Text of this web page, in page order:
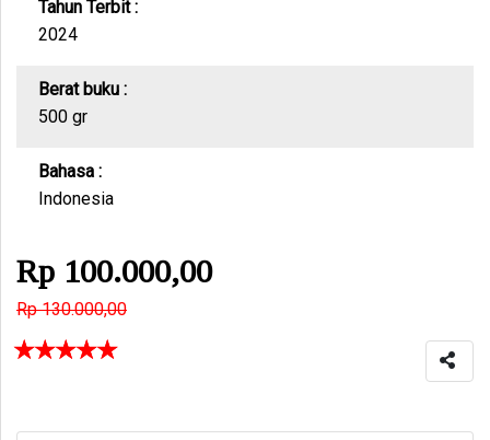
Tahun Terbit :
2024
Berat buku :
500 gr
Bahasa :
Indonesia
Rp 100.000,00
Rp 130.000,00
☆
☆
☆
☆
☆